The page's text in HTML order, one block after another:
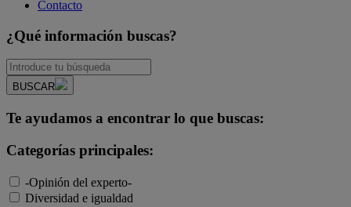
Contacto
¿Qué información buscas?
BUSCAR
Te ayudamos a encontrar lo que buscas:
Categorías principales:
-Opinión del experto-
Diversidad e igualdad